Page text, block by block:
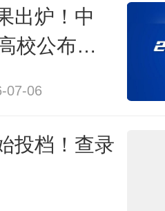
出炉！中
校公布分
07-06
投档！查录